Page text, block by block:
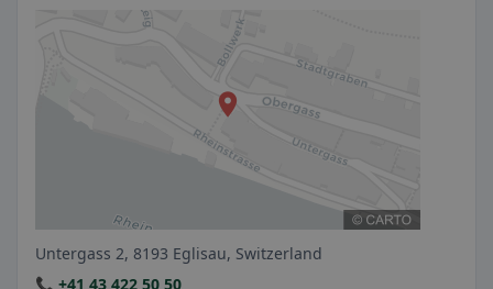
Untergass 2, 8193 Eglisau, Switzerland
📞 +41 43 422 50 50